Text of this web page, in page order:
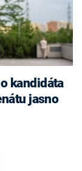
kandidáta
jasno